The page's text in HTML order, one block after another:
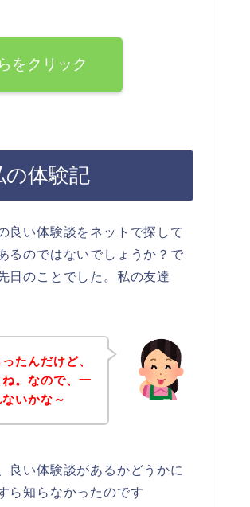
をクリック
の体験記
良い体験談をネットで探して
るのではないでしょうか？で
日のことでした。私の友達
たんだけど、
。なので、一
いかな～
良い体験談があるかどうかに
ら知らなかったのです